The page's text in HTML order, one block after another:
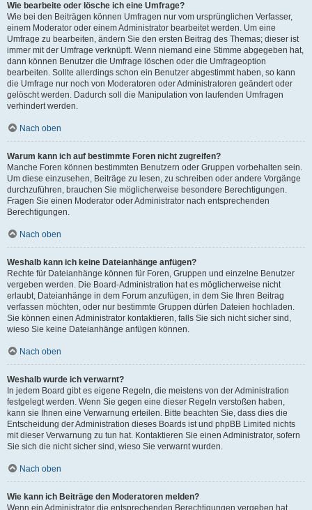
Wie bearbeite oder lösche ich eine Umfrage?
Wie bei den Beiträgen können Umfragen nur vom ursprünglichen Verfasser,
einem Moderator oder einem Administrator bearbeitet werden. Um eine
Umfrage zu bearbeiten, ändern Sie den ersten Beitrag des Themas; dieser ist
immer mit der Umfrage verknüpft. Wenn niemand eine Stimme abgegeben hat,
dann können Benutzer die Umfrage löschen oder die Umfrageoption
bearbeiten. Sollte allerdings schon ein Benutzer abgestimmt haben, so kann
die Umfrage nur noch von Moderatoren oder Administratoren geändert oder
gelöscht werden. Dadurch soll die Manipulation von laufenden Umfragen
verhindert werden.
Nach oben
Warum kann ich auf bestimmte Foren nicht zugreifen?
Manche Foren können bestimmten Benutzern oder Gruppen vorbehalten sein.
Um diese einzusehen, Beiträge zu lesen, zu schreiben oder andere Vorgänge
durchzuführen, brauchen Sie möglicherweise besondere Berechtigungen.
Fragen Sie einen Moderator oder Administrator nach entsprechenden
Berechtigungen.
Nach oben
Weshalb kann ich keine Dateianhänge anfügen?
Rechte für Dateianhänge können für Foren, Gruppen und einzelne Benutzer
vergeben werden. Die Board-Administration hat es möglicherweise nicht
erlaubt, Dateianhänge in dem Forum anzufügen, in dem Sie Ihren Beitrag
verfassen möchten, oder nur bestimmte Gruppen dürfen Dateien hochladen.
Sie können einen Administrator kontaktieren, falls Sie sich nicht sicher sind,
wieso Sie keine Dateianhänge anfügen können.
Nach oben
Weshalb wurde ich verwarnt?
In jedem Board gibt es eigene Regeln, die meistens von der Administration
festgelegt werden. Wenn Sie gegen eine dieser Regeln verstoßen haben,
kann sie Ihnen eine Verwarnung erteilen. Bitte beachten Sie, dass dies die
Entscheidung der Administration dieses Boards ist und phpBB Limited nichts
mit dieser Verwarnung zu tun hat. Kontaktieren Sie einen Administrator, sofern
Sie sich die nicht sicher sind, wieso Sie verwarnt wurden.
Nach oben
Wie kann ich Beiträge den Moderatoren melden?
Wenn ein Administrator die entsprechenden Berechtigungen vergeben hat,